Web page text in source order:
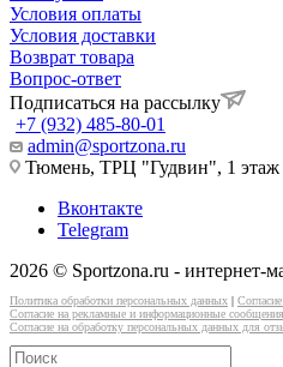
Условия оплаты
Условия доставки
Возврат товара
Вопрос-ответ
Подписаться на рассылку
+7 (932) 485-80-01
admin@sportzona.ru
Тюмень, ТРЦ "Гудвин", 1 этаж
Вконтакте
Telegram
2026 © Sportzona.ru - интернет-
Политика обработки персональных данных |
Согласие на рекламные и информационные сообщения
Согласие на обработку персональных данных для